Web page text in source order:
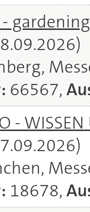
-
66567,
-
18678,